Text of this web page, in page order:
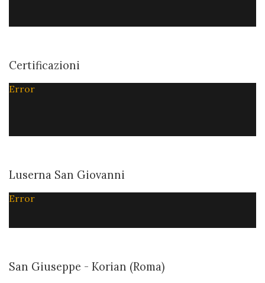
Certificazioni
Error
Luserna San Giovanni
Error
San Giuseppe - Korian (Roma)